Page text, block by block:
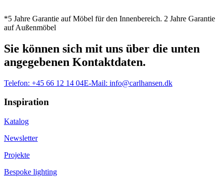
*5 Jahre Garantie auf Möbel für den Innenbereich. 2 Jahre Garantie
auf Außenmöbel
Sie können sich mit uns über die unten
angegebenen Kontaktdaten.
Telefon: +45 66 12 14 04E-Mail: info@carlhansen.dk
Inspiration
Katalog
Newsletter
Projekte
Bespoke lighting